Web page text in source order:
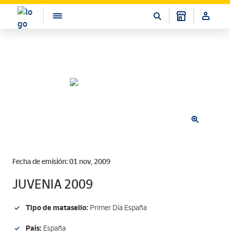
Fecha de emisión: 01 nov, 2009
JUVENIA 2009
Tipo de matasello: Primer Día España
País: España